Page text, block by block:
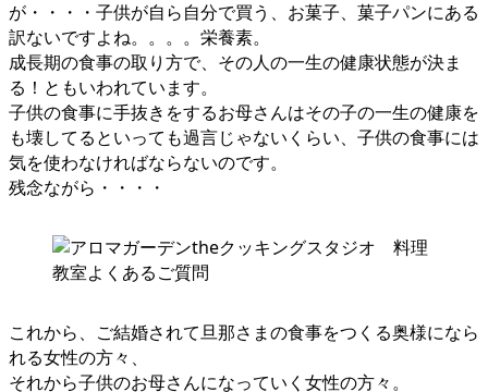
が・・・・子供が自ら自分で買う、お菓子、菓子パンにある
訳ないですよね。。。。栄養素。
成長期の食事の取り方で、その人の一生の健康状態が決ま
る！ともいわれています。
子供の食事に手抜きをするお母さんはその子の一生の健康を
も壊してるといっても過言じゃないくらい、子供の食事には
気を使わなければならないのです。
残念ながら・・・・
これから、ご結婚されて旦那さまの食事をつくる奥様になら
れる女性の方々、
それから子供のお母さんになっていく女性の方々。